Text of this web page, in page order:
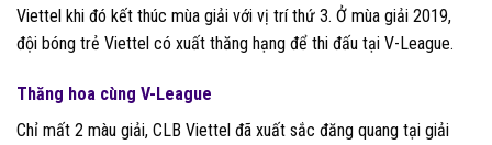
Viettel khi đó kết thúc mùa giải với vị trí thứ 3. Ở mùa giải 2019,
đội bóng trẻ Viettel có xuất thăng hạng để thi đấu tại V-League.
Thăng hoa cùng V-League
Chỉ mất 2 màu giải, CLB Viettel đã xuất sắc đăng quang tại giải